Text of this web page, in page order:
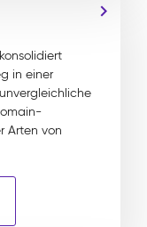
in einer
Arten von